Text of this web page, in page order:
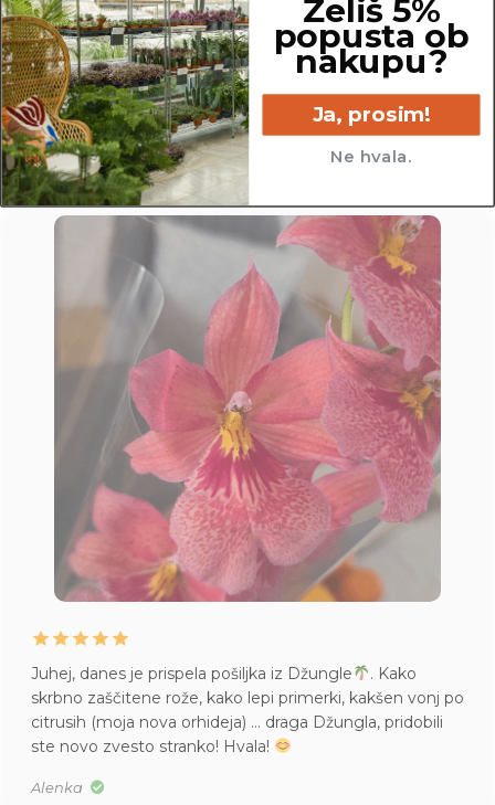
13 cm
Juhej, danes je prispela pošiljka iz Džungle
. Kako
skrbno zaščitene rože, kako lepi primerki, kakšen vonj po
citrusih (moja nova orhideja) … draga Džungla, pridobili
ste novo zvesto stranko! Hvala!
Alenka
Želiš 5%
popusta ob
nakupu?
Ja, prosim!
Ne hvala.